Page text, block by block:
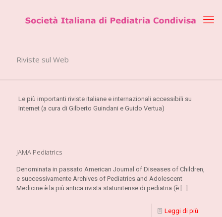
Riviste sul Web
Le più importanti riviste italiane e internazionali accessibili su
Internet (a cura di Gilberto Guindani e Guido Vertua)
JAMA Pediatrics
Denominata in passato American Journal of Diseases of Children,
e successivamente Archives of Pediatrics and Adolescent
Medicine è la più antica rivista statunitense di pediatria (è […]
Leggi di più